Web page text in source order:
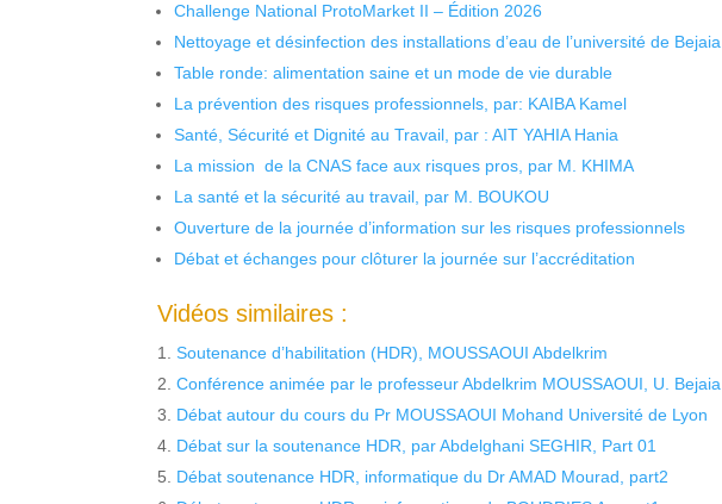
Challenge National ProtoMarket II – Édition 2026
Nettoyage et désinfection des installations d’eau de l’université de Bejaia
Table ronde: alimentation saine et un mode de vie durable
La prévention des risques professionnels, par: KAIBA Kamel
Santé, Sécurité et Dignité au Travail, par : AIT YAHIA Hania
La mission de la CNAS face aux risques pros, par M. KHIMA
La santé et la sécurité au travail, par M. BOUKOU
Ouverture de la journée d’information sur les risques professionnels
Débat et échanges pour clôturer la journée sur l’accréditation
Vidéos similaires :
Soutenance d’habilitation (HDR), MOUSSAOUI Abdelkrim
Conférence animée par le professeur Abdelkrim MOUSSAOUI, U. Bejaia
Débat autour du cours du Pr MOUSSAOUI Mohand Université de Lyon
Débat sur la soutenance HDR, par Abdelghani SEGHIR, Part 01
Débat soutenance HDR, informatique du Dr AMAD Mourad, part2